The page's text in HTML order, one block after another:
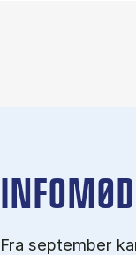
Fra september